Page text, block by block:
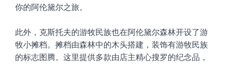
你的阿伦黛尔之旅。
此外，克斯托夫的游牧民族也在阿伦黛尔森林开设了游
牧小摊档。摊档由森林中的木头搭建，装饰有游牧民族
的标志图腾。这里提供多款由店主精心搜罗的纪念品，